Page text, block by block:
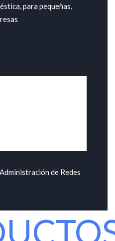
para pequeñas,
de Redes